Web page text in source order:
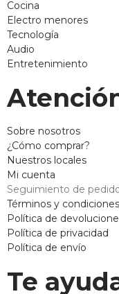
Cocina
Electro menores
Tecnología
Audio
Entretenimiento
Sobre nosotros
¿Cómo comprar?
Nuestros locales
Mi cuenta
Seguimiento de
Términos y condiciones
Política de
Política de privacidad
Política de envío
Te